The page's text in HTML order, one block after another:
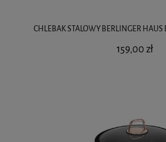
CHLEBAK STALOWY BERLINGER HAUS
159,00 zł